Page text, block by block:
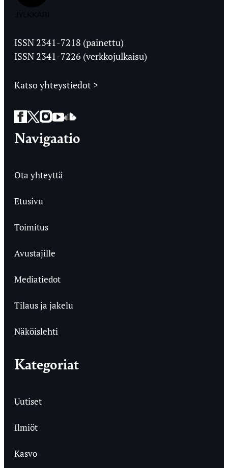
Ylioppilaslehti
ISSN 2341-7218 (painettu)
ISSN 2341-7226 (verkkojulkaisu)
Katso yhteystiedot >
Facebook
Twitter
Instagram
YouTube
SoundCloud
Navigaatio
Ota yhteyttä
Etusivu
Toimitus
Avustajille
Mediatiedot
Tilaus ja jakelu
Näköislehti
Kategoriat
Uutiset
Ilmiöt
Kasvo